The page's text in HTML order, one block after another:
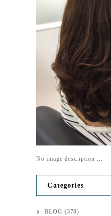
No image description ...
Categories
BLOG (378)